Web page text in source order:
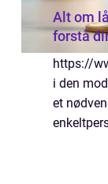
Alt om
forstå
https://
i den
et